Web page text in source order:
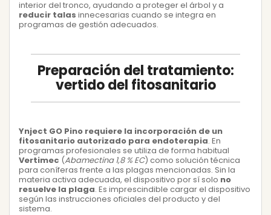
interior del tronco, ayudando a proteger el árbol y a
reducir talas innecesarias cuando se integra en
programas de gestión adecuados.
Preparación del tratamiento:
vertido del fitosanitario
Ynject GO Pino requiere la incorporación de un
fitosanitario autorizado para endoterapia. En
programas profesionales se utiliza de forma habitual
Vertimec (Abamectina 1,8 % EC) como solución técnica
para coníferas frente a las plagas mencionadas. Sin la
materia activa adecuada, el dispositivo por sí solo no
resuelve la plaga. Es imprescindible cargar el dispositivo
según las instrucciones oficiales del producto y del
sistema.